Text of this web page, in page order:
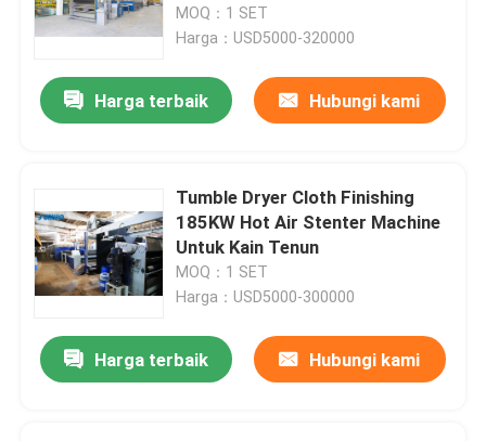
MOQ：1 SET
Harga：USD5000-320000
Harga terbaik Hubungi kami
Tumble Dryer Cloth Finishing
185KW Hot Air Stenter Machine
Untuk Kain Tenun
MOQ：1 SET
Harga：USD5000-300000
Harga terbaik Hubungi kami